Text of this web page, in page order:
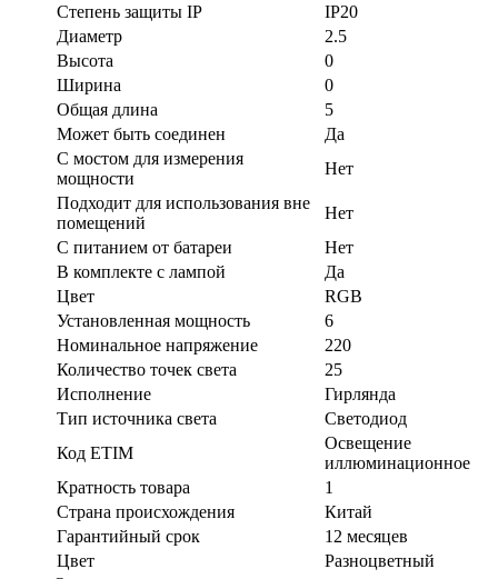
Степень защиты IP
IP20
Диаметр
2.5
Высота
0
Ширина
0
Общая длина
5
Может быть соединен
Да
С мостом для измерения
мощности
Нет
Подходит для использования вне
помещений
Нет
С питанием от батареи
Нет
В комплекте с лампой
Да
Цвет
RGB
Установленная мощность
6
Номинальное напряжение
220
Количество точек света
25
Исполнение
Гирлянда
Тип источника света
Светодиод
Код ETIM
Освещение
иллюминационное
Кратность товара
1
Страна происхождения
Китай
Гарантийный срок
12 месяцев
Цвет
Разноцветный